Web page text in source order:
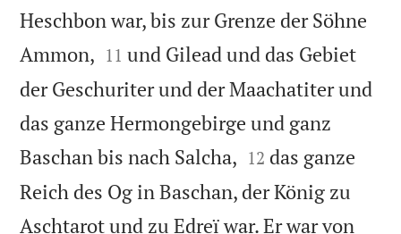
Heschbon war, bis zur Grenze der Söhne
Ammon, 

11 und Gilead und das Gebiet
der Geschuriter und der Maachatiter und
das ganze Hermongebirge und ganz
Baschan bis nach Salcha, 

12 das ganze
Reich des Og in Baschan, der König zu
Aschtarot und zu Edreï war. Er war von